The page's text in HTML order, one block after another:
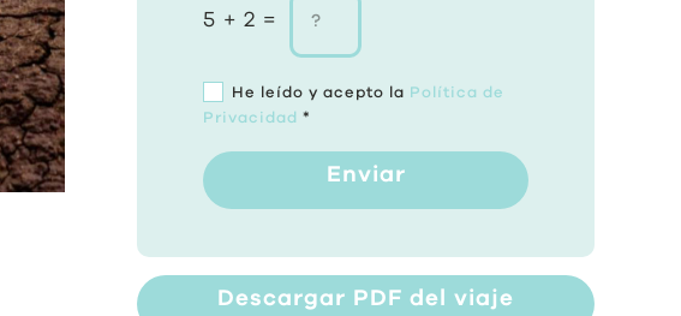
5 + 2 =
He leído y acepto la Política de
Privacidad *
Enviar
Descargar PDF del viaje